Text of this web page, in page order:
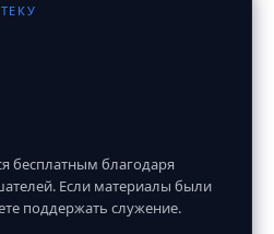
бесплатным благодаря
Если материалы были
поддержать служение.